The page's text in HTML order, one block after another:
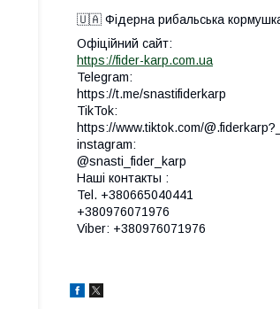
🇺🇦 Фідерна рибальська
Офіційний сайт:
https://fider-karp.com.ua
Telegram:
https://t.me/snastifiderkarp
TikTok:
https://www.tiktok.com/
instagram:
@snasti_fider_karp
Наші контакты :
Tel. +380665040441
+380976071976
Viber: +380976071976